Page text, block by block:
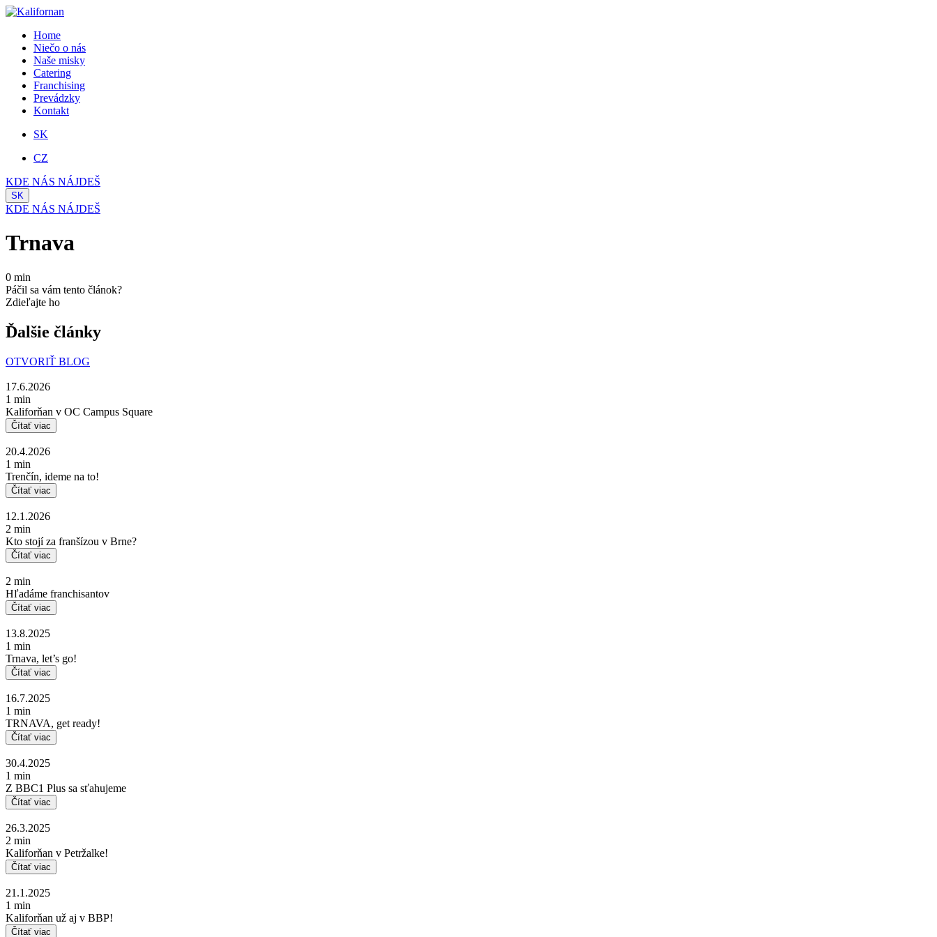
Home
Niečo o nás
Naše misky
Catering
Franchising
Prevádzky
Kontakt
SK
CZ
KDE NÁS NÁJDEŠ
SK
KDE NÁS NÁJDEŠ
Trnava
0 min
Páčil sa vám tento článok?
Zdieľajte ho
Ďalšie články
OTVORIŤ BLOG
17.6.2026
1 min
Kaliforňan v OC Campus Square
Čítať viac
20.4.2026
1 min
Trenčín, ideme na to!
Čítať viac
12.1.2026
2 min
Kto stojí za franšízou v Brne?
Čítať viac
2 min
Hľadáme franchisantov
Čítať viac
13.8.2025
1 min
Trnava, let’s go!
Čítať viac
16.7.2025
1 min
TRNAVA, get ready!
Čítať viac
30.4.2025
1 min
Z BBC1 Plus sa sťahujeme
Čítať viac
26.3.2025
2 min
Kaliforňan v Petržalke!
Čítať viac
21.1.2025
1 min
Kaliforňan už aj v BBP!
Čítať viac